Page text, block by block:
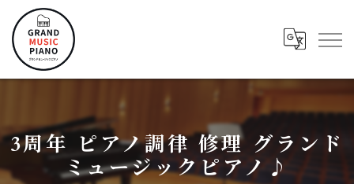
3周年 ピアノ調律 修理 グランド
ミュージックピアノ♪